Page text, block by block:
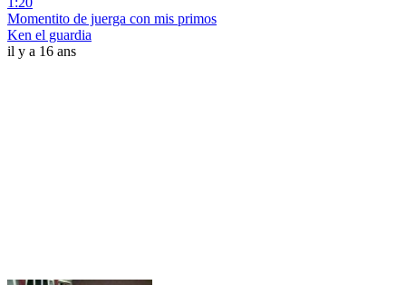
Momentito de juerga con mis primos
Ken el guardia
il y a 16 ans